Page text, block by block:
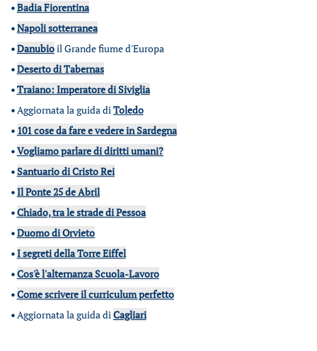
•Badia Fiorentina
•Napoli sotterranea
•Danubioil Grande fiume d'Europa
•Deserto di Tabernas
•Traiano: Imperatore di Siviglia
•Aggiornata la guida diToledo
• 101 cose da fare e vedere in Sardegna
•Vogliamo parlare di diritti umani?
•Santuario di Cristo Rei
•Il Ponte 25 de Abril
•Chiado, tra le strade di Pessoa
•Duomo di Orvieto
•I segreti della Torre Eiffel
•Cos'è l'alternanza Scuola-Lavoro
•Come scrivere il curriculum perfetto
•Aggiornata la guida diCagliari